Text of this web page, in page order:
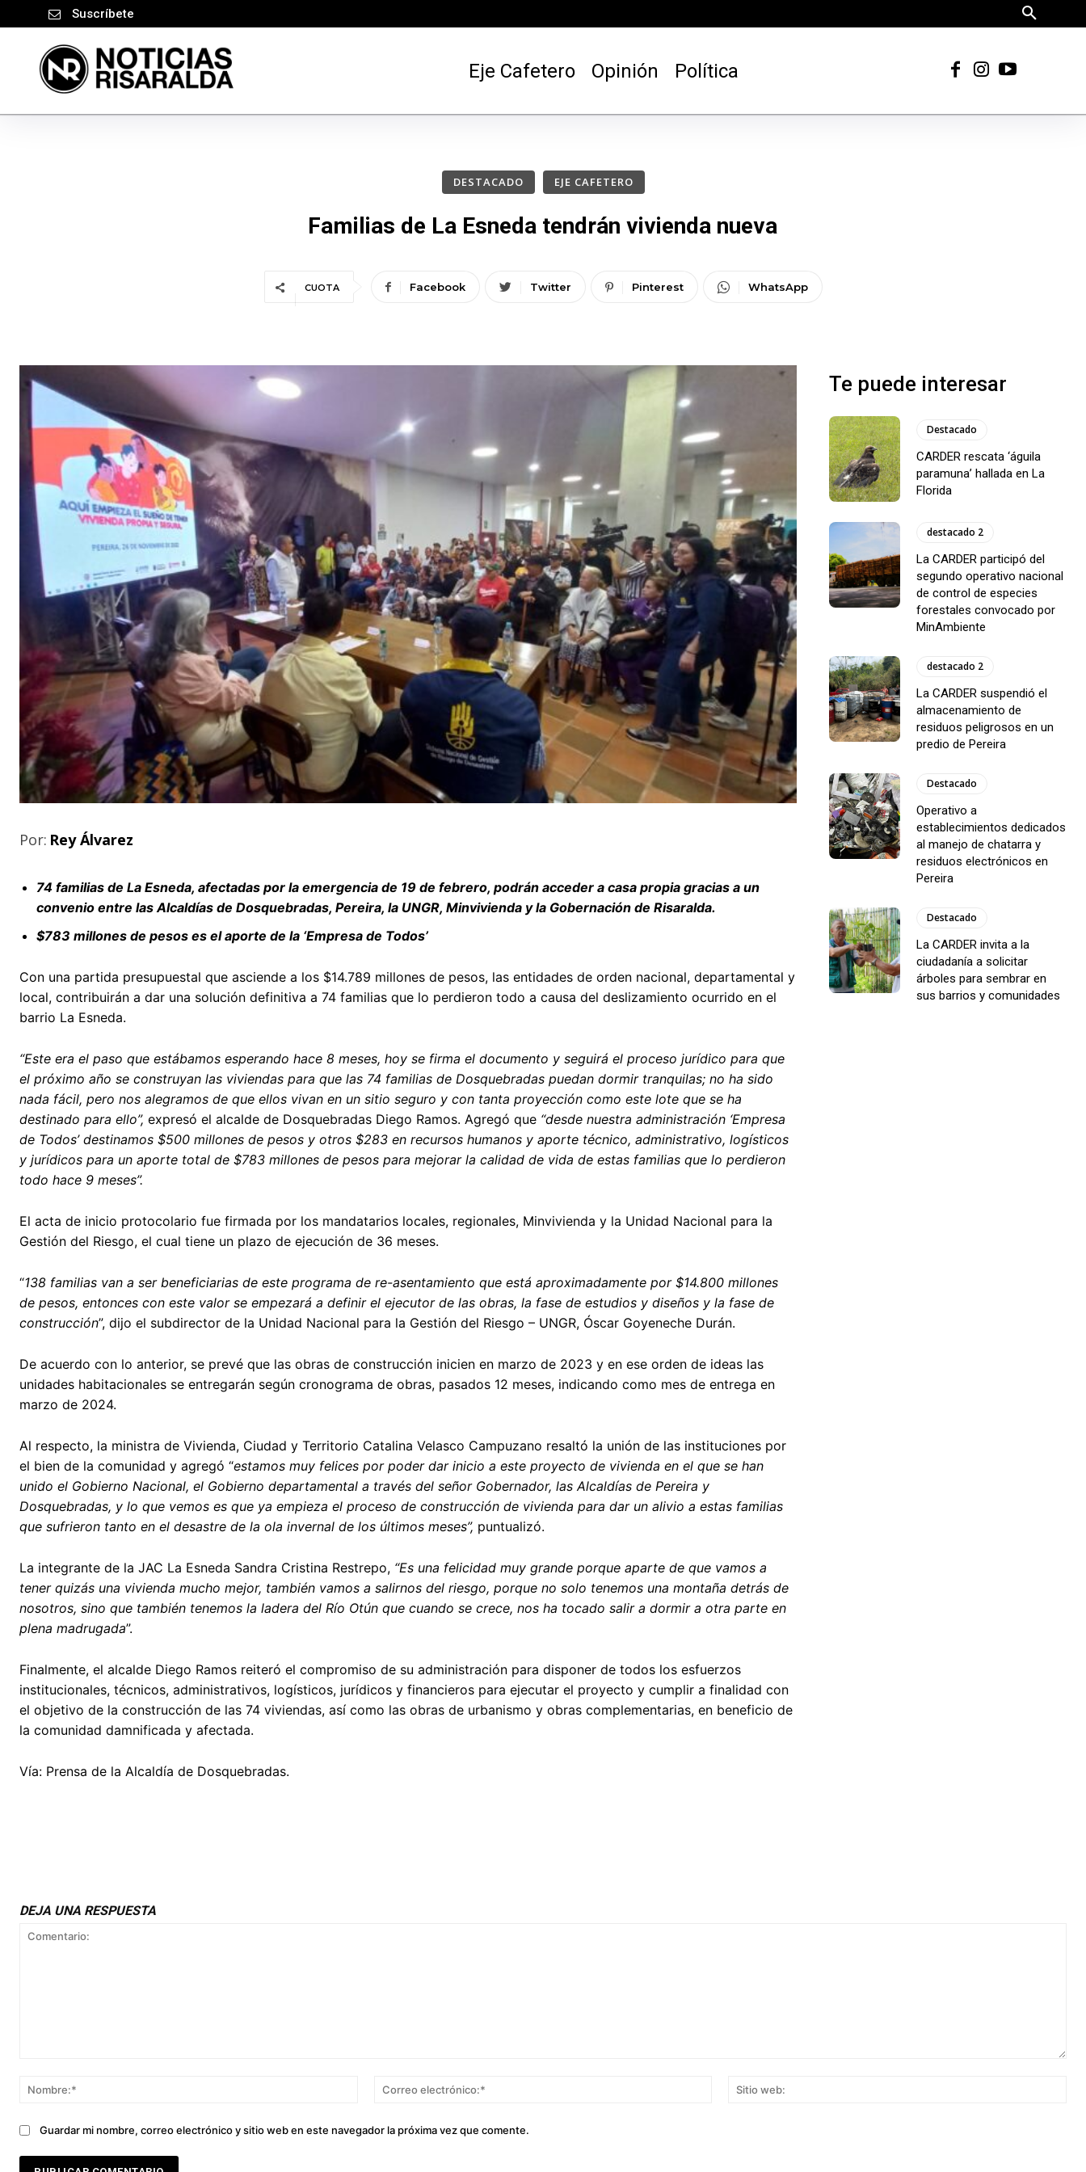
Suscríbete
Eje Cafetero Opinión Política
DESTACADO EJE CAFETERO
Familias de La Esneda tendrán vivienda nueva
CUOTA Facebook Twitter Pinterest WhatsApp
Por: Rey Álvarez
74 familias de La Esneda, afectadas por la emergencia de 19 de febrero, podrán acceder a casa propia gracias a un
convenio entre las Alcaldías de Dosquebradas, Pereira, la UNGR, Minvivienda y la Gobernación de Risaralda.
$783 millones de pesos es el aporte de la ‘Empresa de Todos’
Con una partida presupuestal que asciende a los $14.789 millones de pesos, las entidades de orden nacional, departamental y
local, contribuirán a dar una solución definitiva a 74 familias que lo perdieron todo a causa del deslizamiento ocurrido en el
barrio La Esneda.
“Este era el paso que estábamos esperando hace 8 meses, hoy se firma el documento y seguirá el proceso jurídico para que
el próximo año se construyan las viviendas para que las 74 familias de Dosquebradas puedan dormir tranquilas; no ha sido
nada fácil, pero nos alegramos de que ellos vivan en un sitio seguro y con tanta proyección como este lote que se ha
destinado para ello”, expresó el alcalde de Dosquebradas Diego Ramos. Agregó que “desde nuestra administración ‘Empresa
de Todos’ destinamos $500 millones de pesos y otros $283 en recursos humanos y aporte técnico, administrativo, logísticos
y jurídicos para un aporte total de $783 millones de pesos para mejorar la calidad de vida de estas familias que lo perdieron
todo hace 9 meses”.
El acta de inicio protocolario fue firmada por los mandatarios locales, regionales, Minvivienda y la Unidad Nacional para la
Gestión del Riesgo, el cual tiene un plazo de ejecución de 36 meses.
“138 familias van a ser beneficiarias de este programa de re-asentamiento que está aproximadamente por $14.800 millones
de pesos, entonces con este valor se empezará a definir el ejecutor de las obras, la fase de estudios y diseños y la fase de
construcción”, dijo el subdirector de la Unidad Nacional para la Gestión del Riesgo – UNGR, Óscar Goyeneche Durán.
De acuerdo con lo anterior, se prevé que las obras de construcción inicien en marzo de 2023 y en ese orden de ideas las
unidades habitacionales se entregarán según cronograma de obras, pasados 12 meses, indicando como mes de entrega en
marzo de 2024.
Al respecto, la ministra de Vivienda, Ciudad y Territorio Catalina Velasco Campuzano resaltó la unión de las instituciones por
el bien de la comunidad y agregó “estamos muy felices por poder dar inicio a este proyecto de vivienda en el que se han
unido el Gobierno Nacional, el Gobierno departamental a través del señor Gobernador, las Alcaldías de Pereira y
Dosquebradas, y lo que vemos es que ya empieza el proceso de construcción de vivienda para dar un alivio a estas familias
que sufrieron tanto en el desastre de la ola invernal de los últimos meses”, puntualizó.
La integrante de la JAC La Esneda Sandra Cristina Restrepo, “Es una felicidad muy grande porque aparte de que vamos a
tener quizás una vivienda mucho mejor, también vamos a salirnos del riesgo, porque no solo tenemos una montaña detrás de
nosotros, sino que también tenemos la ladera del Río Otún que cuando se crece, nos ha tocado salir a dormir a otra parte en
plena madrugada”.
Finalmente, el alcalde Diego Ramos reiteró el compromiso de su administración para disponer de todos los esfuerzos
institucionales, técnicos, administrativos, logísticos, jurídicos y financieros para ejecutar el proyecto y cumplir a finalidad con
el objetivo de la construcción de las 74 viviendas, así como las obras de urbanismo y obras complementarias, en beneficio de
la comunidad damnificada y afectada.
Vía: Prensa de la Alcaldía de Dosquebradas.
Te puede interesar
Destacado
CARDER rescata ‘águila
paramuna’ hallada en La
Florida
destacado 2
La CARDER participó del
segundo operativo nacional
de control de especies
forestales convocado por
MinAmbiente
destacado 2
La CARDER suspendió el
almacenamiento de
residuos peligrosos en un
predio de Pereira
Destacado
Operativo a
establecimientos dedicados
al manejo de chatarra y
residuos electrónicos en
Pereira
Destacado
La CARDER invita a la
ciudadanía a solicitar
árboles para sembrar en
sus barrios y comunidades
DEJA UNA RESPUESTA
Nombre:*
Correo
Guardar mi nombre, correo electrónico y sitio web en este navegador la próxima vez que comente.